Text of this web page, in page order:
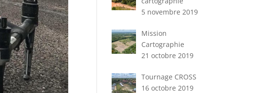
5 novembre 2019
Mission
Cartographie
21 octobre 2019
Tournage CROSS
16 octobre 2019